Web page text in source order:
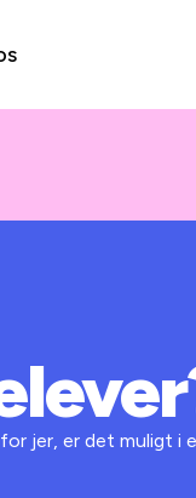
jer, er det muligt i